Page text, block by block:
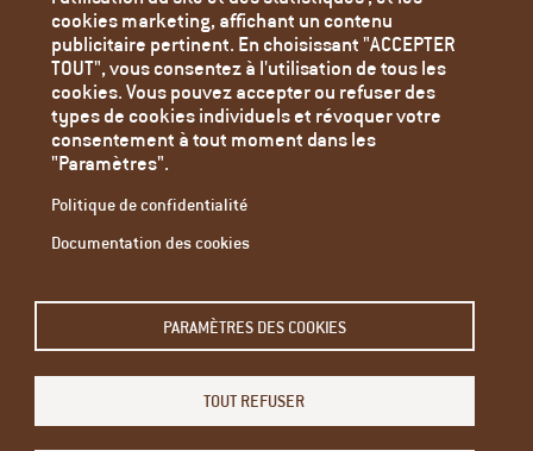
Agenda
Toutes les actualités
Contact
Mentions Légales
cookies marketing, affichant un contenu
publicitaire pertinent. En choisissant "ACCEPTER
TOUT", vous consentez à l'utilisation de tous les
cookies. Vous pouvez accepter ou refuser des
types de cookies individuels et révoquer votre
consentement à tout moment dans les
"Paramètres".
Politique de confidentialité
Documentation des cookies
PARAMÈTRES DES COOKIES
TOUT REFUSER